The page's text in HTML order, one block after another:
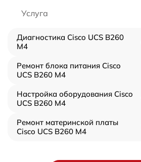
Услуга
Диагностика Cisco UCS B260
M4
Ремонт блока питания Cisco
UCS B260 M4
Настройка оборудования Cisco
UCS B260 M4
Ремонт материнской платы
Cisco UCS B260 M4